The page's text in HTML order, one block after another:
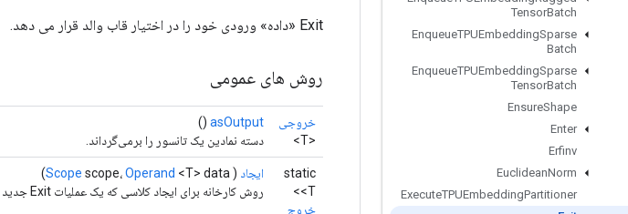
TensorBatch
EnqueueTPUEmbeddingSparse
Batch
EnqueueTPUEmbeddingSparse
TensorBatch
EnsureShape
Enter
Erfinv
EuclideanNorm
ExecuteTPUEmbeddingPartitioner
Exit «داده» ورودی خود را در اختیار قاب والد قرار می دهد.
روش های عمومی
خروجی
<T>
asOutput
()
دسته نمادین یک تانسور را برمی‌گرداند.
static
<T>
خروج
ایجاد (
Scope scope،Operand <T> data)
روش کارخانه برای ایجاد کلاسی که یک عملیات Exit جدید را بسته بندی می کند.